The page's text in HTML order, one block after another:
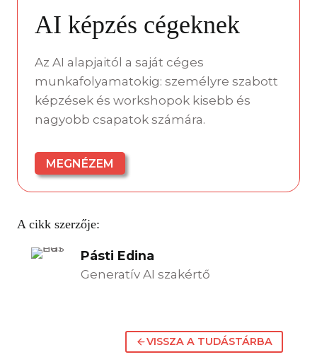
AI képzés cégeknek
Az AI alapjaitól a saját céges
munkafolyamatokig: személyre szabott
képzések és workshopok kisebb és
nagyobb csapatok számára.
MEGNÉZEM
A cikk szerzője:
Pásti Edina
Generatív AI szakértő
VISSZA A TUDÁSTÁRBA